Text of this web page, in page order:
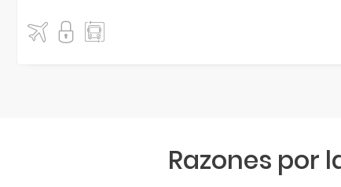
Razones por